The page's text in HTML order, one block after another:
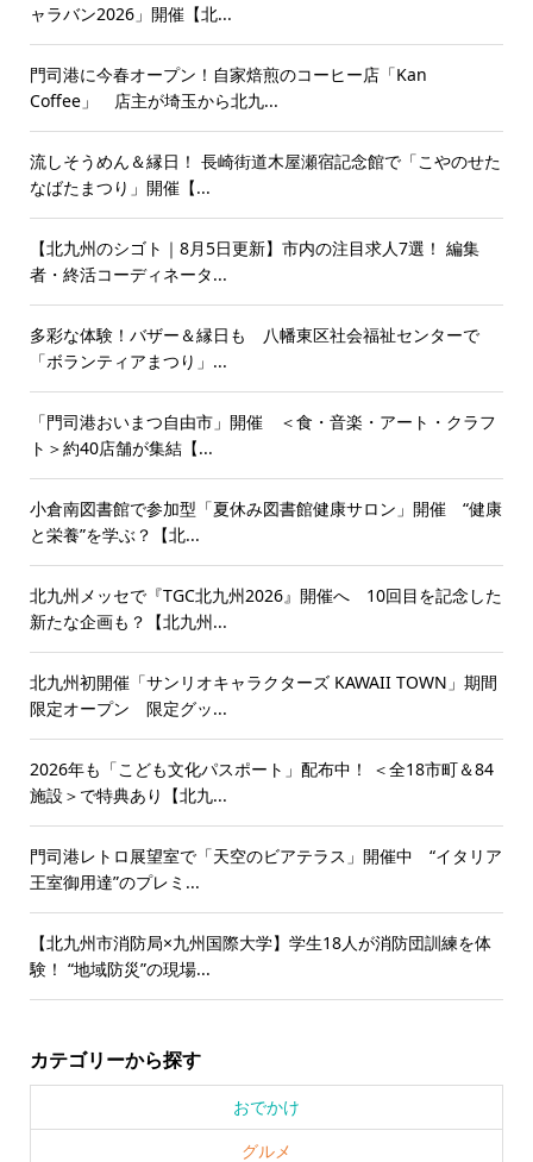
ャラバン2026」開催【北...
門司港に今春オープン！自家焙煎のコーヒー店「Kan
Coffee」 店主が埼玉から北九...
流しそうめん＆縁日！ 長崎街道木屋瀬宿記念館で「こやのせた
なばたまつり」開催【...
【北九州のシゴト｜8月5日更新】市内の注目求人7選！ 編集
者・終活コーディネータ...
多彩な体験！バザー＆縁日も 八幡東区社会福祉センターで
「ボランティアまつり」...
「門司港おいまつ自由市」開催 ＜食・音楽・アート・クラフ
ト＞約40店舗が集結【...
小倉南図書館で参加型「夏休み図書館健康サロン」開催 “健康
と栄養”を学ぶ？【北...
北九州メッセで『TGC北九州2026』開催へ 10回目を記念した
新たな企画も？【北九州...
北九州初開催「サンリオキャラクターズ KAWAII TOWN」期間
限定オープン 限定グッ...
2026年も「こども文化パスポート」配布中！ ＜全18市町＆84
施設＞で特典あり【北九...
門司港レトロ展望室で「天空のビアテラス」開催中 “イタリア
王室御用達”のプレミ...
【北九州市消防局×九州国際大学】学生18人が消防団訓練を体
験！ “地域防災”の現場...
カテゴリーから探す
おでかけ
グルメ